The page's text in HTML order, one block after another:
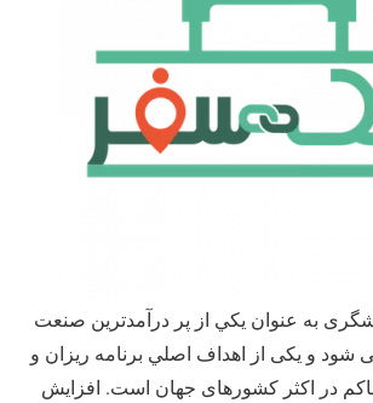
به عنوان يكي از پر درآمدترين صنعت
شود و يكی از اهداف اصلي برنامه ريزان و
در اكثر كشورهای جهان است. افزايش